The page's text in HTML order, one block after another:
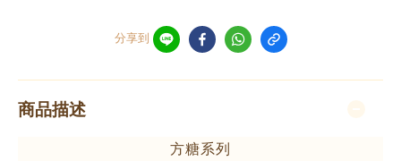
分享到
商品描述
方糖系列